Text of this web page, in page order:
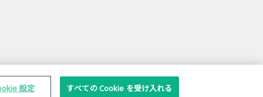
設定 すべての Cookie を受け入れる